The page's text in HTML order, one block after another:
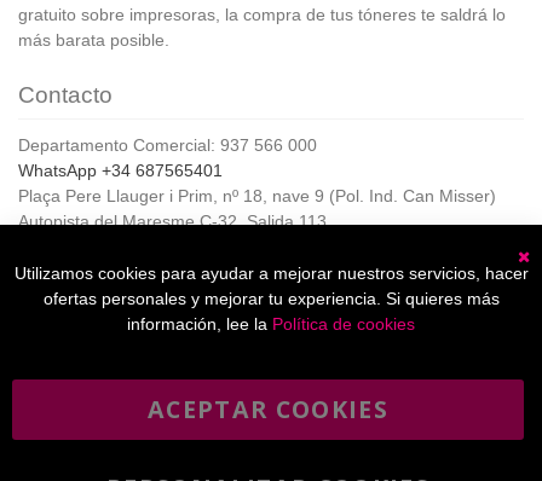
gratuito sobre impresoras, la compra de tus tóneres te saldrá lo
más barata posible.
Contacto
Departamento Comercial: 937 566 000
WhatsApp +34 687565401
Plaça Pere Llauger i Prim, nº 18, nave 9 (Pol. Ind. Can Misser)
Autopista del Maresme C-32, Salida 113
Horario de Atención al cliente:
De lunes a jueves de 8:00 a 17:00,
Viernes de 8:00 a 15:00
informativo
Utilizamos cookies para ayudar a mejorar nuestros servicios, hacer
ofertas personales y mejorar tu experiencia. Si quieres más
información, lee la Política de cookies
ACEPTAR COOKIES